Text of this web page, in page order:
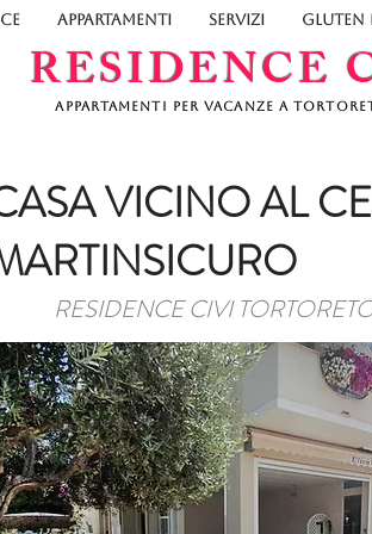
APPARTAMENTI SERVIZI GLUTEN
RESIDENCE
Appartamenti per vacanze a
VICINO AL
RESIDENCE CIVI